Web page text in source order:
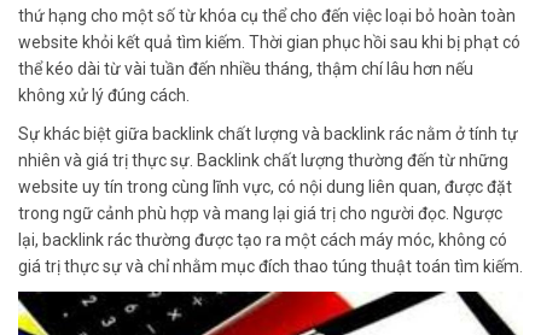
thứ hạng cho một số từ khóa cụ thể cho đến việc loại bỏ hoàn toàn
website khỏi kết quả tìm kiếm. Thời gian phục hồi sau khi bị phạt có
thể kéo dài từ vài tuần đến nhiều tháng, thậm chí lâu hơn nếu
không xử lý đúng cách.
Sự khác biệt giữa backlink chất lượng và backlink rác nằm ở tính tự
nhiên và giá trị thực sự. Backlink chất lượng thường đến từ những
website uy tín trong cùng lĩnh vực, có nội dung liên quan, được đặt
trong ngữ cảnh phù hợp và mang lại giá trị cho người đọc. Ngược
lại, backlink rác thường được tạo ra một cách máy móc, không có
giá trị thực sự và chỉ nhằm mục đích thao túng thuật toán tìm kiếm.